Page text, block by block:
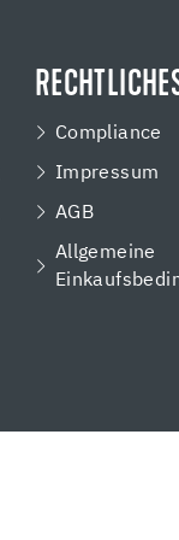
Compliance
Impressum
AGB
Allgemeine